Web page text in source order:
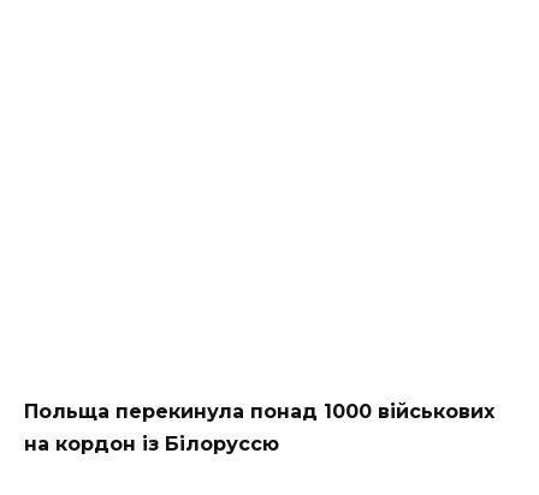
Польща перекинула понад 1000 військових
на кордон із Білоруссю